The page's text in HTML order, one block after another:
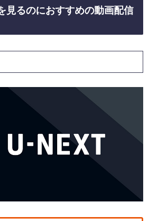
見るのにおすすめの動画配信